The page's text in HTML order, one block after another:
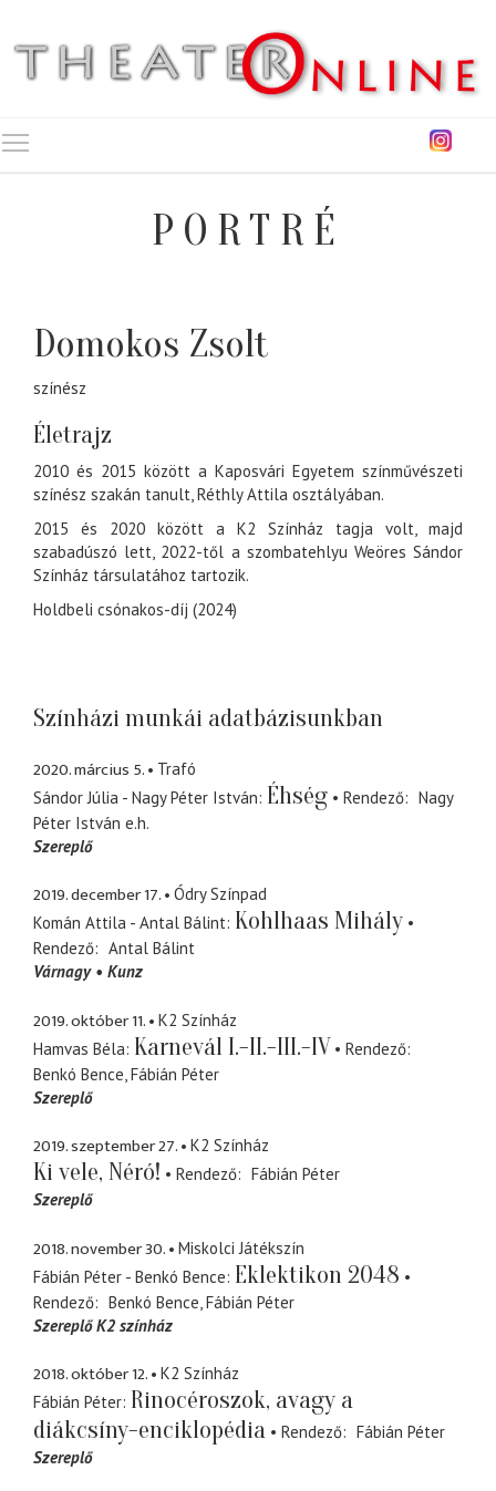
PORTRÉ
Domokos Zsolt
színész
Életrajz
2010 és 2015 között a Kaposvári Egyetem színművészeti
színész szakán tanult, Réthly Attila osztályában.
2015 és 2020 között a K2 Színház tagja volt, majd
szabadúszó lett, 2022-től a szombatehlyu Weöres Sándor
Színház társulatához tartozik.
Holdbeli csónakos-díj (2024)
Színházi munkái adatbázisunkban
2020. március 5.
Trafó
Sándor Júlia - Nagy Péter István Éhség Rendező
Nagy
Péter István e.h.
Szereplő
2019. december 17.
Ódry Színpad
Komán Attila - Antal Bálint Kohlhaas Mihály
Rendező
Antal Bálint
Várnagy
Kunz
2019. október 11.
K2 Színház
Hamvas Béla Karnevál I.-II.-III.-IV
Rendező
Benkó Bence Fábián Péter
Szereplő
2019. szeptember 27. K2 Színház
Ki vele, Néró! Rendező
Fábián Péter
Szereplő
2018. november 30.
Miskolci Játékszín
Fábián Péter - Benkó Bence Eklektikon 2048
Rendező Benkó Bence Fábián Péter
Szereplő K2 színház
2018. október 12.
K2 Színház
Fábián Péter Rinocéroszok, avagy a
diákcsíny-enciklopédia
Rendező
Fábián Péter
Szereplő